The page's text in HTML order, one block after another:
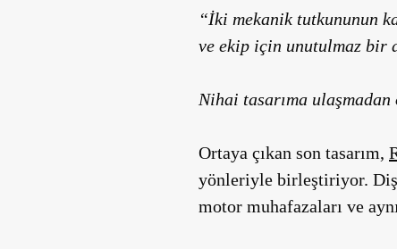
“İki mekanik tutkununun
ve ekip için unutulmaz bir
Nihai tasarıma
Ortaya çıkan son tasarım,
yönleriyle birleştiriyor.
motor muhafazaları ve